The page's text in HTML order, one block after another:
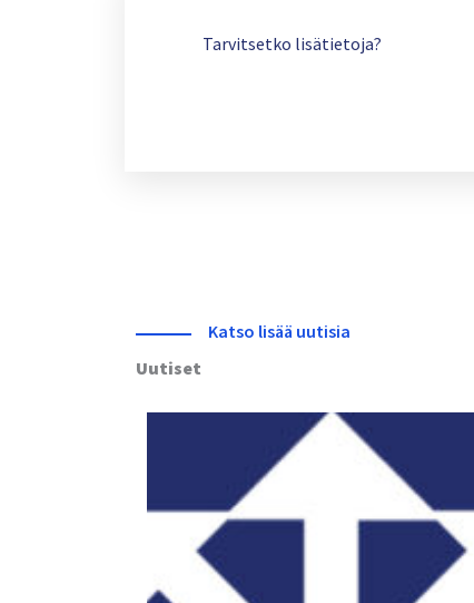
Tarvitsetko lisätietoja?
Katso lisää uutisia
Uutiset